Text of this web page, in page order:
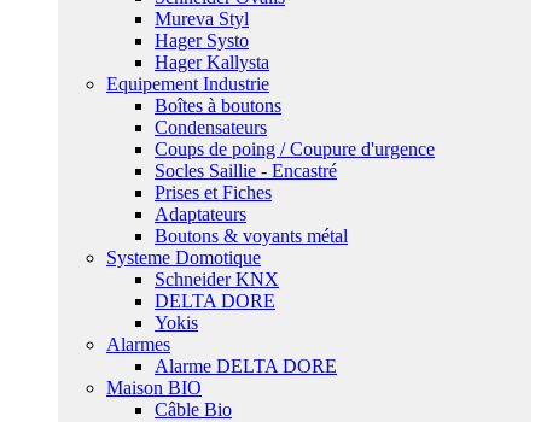
Mureva Styl
Hager Systo
Hager Kallysta
Equipement Industrie
Boîtes à boutons
Condensateurs
Coups de poing / Coupure d'urgence
Socles Saillie - Encastré
Prises et Fiches
Adaptateurs
Boutons & voyants métal
Systeme Domotique
Schneider KNX
DELTA DORE
Yokis
Alarmes
Alarme DELTA DORE
Maison BIO
Câble Bio